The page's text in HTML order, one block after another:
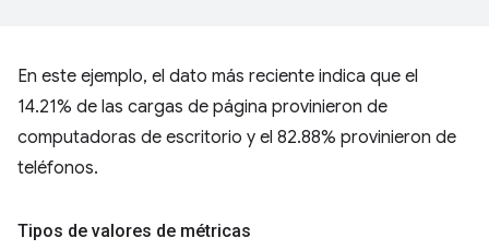
En este ejemplo, el dato más reciente indica que el
14.21% de las cargas de página provinieron de
computadoras de escritorio y el 82.88% provinieron de
teléfonos.
Tipos de valores de métricas